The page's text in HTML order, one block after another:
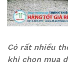
Có rất nhiều
khi chọn mua